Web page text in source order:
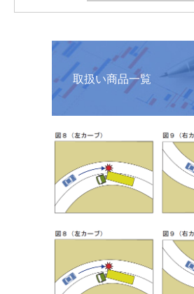
取扱い商品一覧